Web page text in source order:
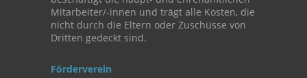
Mitarbeiter/-innen und trägt alle Kosten, die
nicht durch die Eltern oder Zuschüsse von
Dritten gedeckt sind.
Förderverein